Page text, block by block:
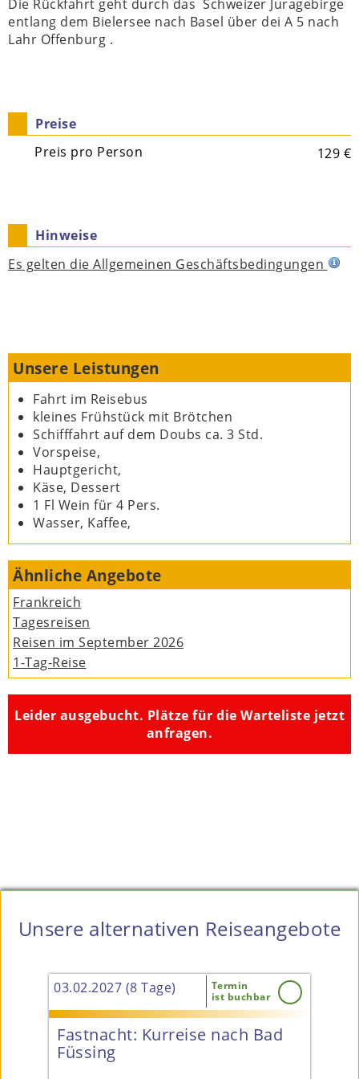
Die Rückfahrt geht durch das Schweizer Juragebirge
entlang dem Bielersee nach Basel über dei A 5 nach
Lahr Offenburg .
Preise
Preis pro Person
129 €
Hinweise
Es gelten die Allgemeinen Geschäftsbedingungen
Unsere Leistungen
Fahrt im Reisebus
kleines Frühstück mit Brötchen
Schifffahrt auf dem Doubs ca. 3 Std.
Vorspeise,
Hauptgericht,
Käse, Dessert
1 Fl Wein für 4 Pers.
Wasser, Kaffee,
Ähnliche Angebote
Frankreich
Tagesreisen
Reisen im September 2026
1-Tag-Reise
Leider ausgebucht. Plätze für die Warteliste jetzt
anfragen.
Unsere alternativen Reiseangebote
03.02.2027 (8 Tage)
Termin
ist buchbar
Fastnacht: Kurreise nach Bad
Füssing